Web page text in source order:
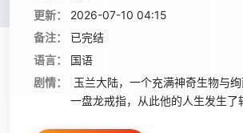
更新：
2026-07-10 04:15
备注：
已完结
语言：
国语
剧情：
玉兰大陆，一个充满神奇生物与
一盘龙戒指，从此他的人生发生